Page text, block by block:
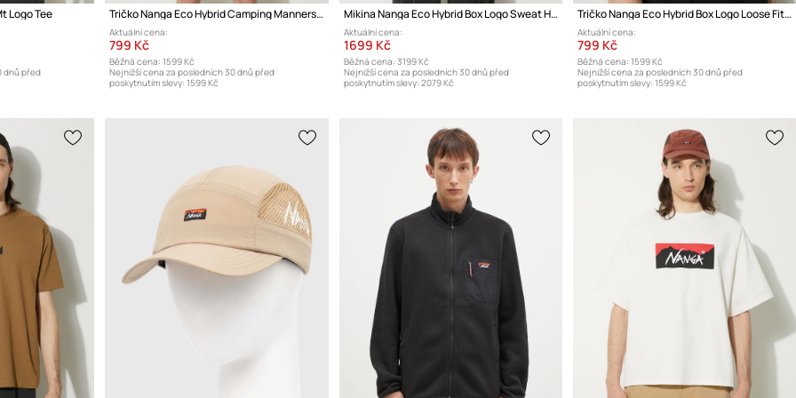
Logo Tee
dnů před
Tričko Nanga Eco Hybrid Camping Manners Wild Animals Tee
Aktuální cena:
799 Kč
Běžná cena: 1599 Kč
Nejnižší cena za posledních 30 dnů před
poskytnutím slevy: 1599 Kč
Mikina Nanga Eco Hybrid Box Logo Sweat Hoodie
Aktuální cena:
1699 Kč
Běžná cena: 3199 Kč
Nejnižší cena za posledních 30 dnů před
poskytnutím slevy: 2079 Kč
Tričko Nanga Eco Hybrid Box Logo Loose Fit Tee
Aktuální cena:
799 Kč
Běžná cena: 1599 Kč
Nejnižší cena za posledních 30 dnů před
poskytnutím slevy: 1599 Kč